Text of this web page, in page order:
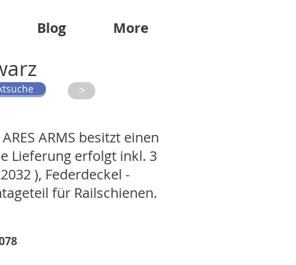
Blog More
>
ARMS besitzt einen
Lieferung erfolgt inkl. 3
), Federdeckel -
für Railschienen.